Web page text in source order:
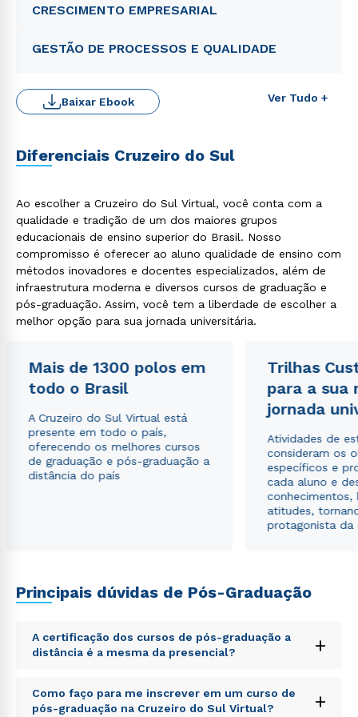
CRESCIMENTO EMPRESARIAL
GESTÃO DE PROCESSOS E QUALIDADE
Ver Tudo +
Baixar Ebook
Diferenciais Cruzeiro do Sul
Ao escolher a Cruzeiro do Sul Virtual, você conta com a
qualidade e tradição de um dos maiores grupos
educacionais de ensino superior do Brasil. Nosso
compromisso é oferecer ao aluno qualidade de ensino com
métodos inovadores e docentes especializados, além de
infraestrutura moderna e diversos cursos de graduação e
pós-graduação. Assim, você tem a liberdade de escolher a
melhor opção para sua jornada universitária.
Mais de 1300 polos em
todo o Brasil
A Cruzeiro do Sul Virtual está
presente em todo o país,
oferecendo os melhores cursos
de graduação e pós-graduação a
distância do país
Trilhas
para a sua
jornada
Atividades de
consideram os
específicos e
cada aluno e
conhecimentos,
atitudes,
protagonista da
Principais dúvidas de Pós-Graduação
A certificação dos cursos de pós-graduação a
distância é a mesma da presencial?
+
Sed ut perspiciatis unde omnis iste natus error sit
voluptatem accusantium doloremque laudantium,
Como faço para me inscrever em um curso de
pós-graduação na Cruzeiro do Sul Virtual?
+
ou
Estou de acordo com a Política de Privacidade.